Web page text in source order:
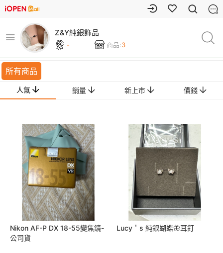
Z&Y純銀飾品
- 商品:3
所有商品
人氣 銷量 新上市 價錢
Nikon AF-P DX 18-55變焦鏡-
公司貨
Lucy＇s 純銀蝴蝶🦋耳釘